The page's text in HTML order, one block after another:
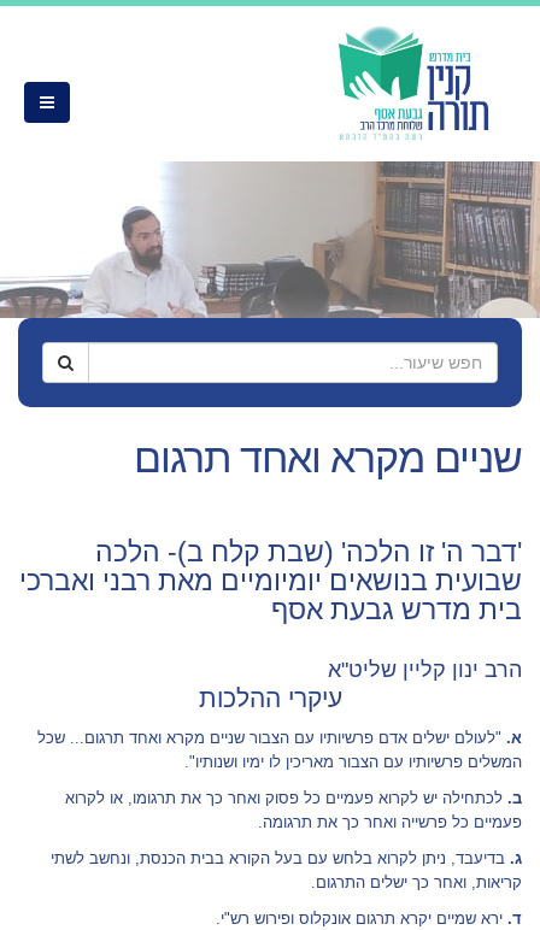
שניים מקרא ואחד תרגום
'דבר ה' זו הלכה' (שבת קלח ב)- הלכה
שבועית בנושאים יומיומיים מאת רבני ואברכי
בית מדרש גבעת אסף
הרב ינון קליין שליט"א
עיקרי ההלכות
א. "לעולם ישלים אדם פרשיותיו עם הצבור שניים מקרא ואחד תרגום... שכל
המשלים פרשיותיו עם הצבור מאריכין לו ימיו ושנותיו".
ב. לכתחילה יש לקרוא פעמיים כל פסוק ואחר כך את תרגומו, או לקרוא
פעמיים כל פרשייה ואחר כך את תרגומה.
ג. בדיעבד, ניתן לקרוא בלחש עם בעל הקורא בבית הכנסת, ונחשב לשתי
קריאות, ואחר כך ישלים התרגום.
ד. ירא שמיים יקרא תרגום אונקלוס ופירוש רש"י.